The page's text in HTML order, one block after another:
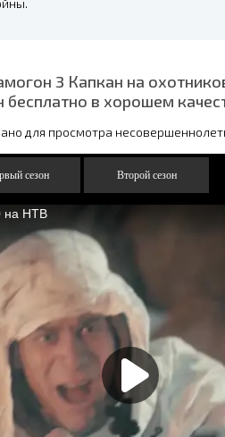
3 Капкан на
бесплатно в хорошем
для просмотра
сезон Второй сезон